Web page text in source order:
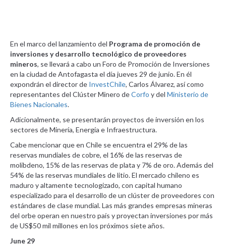
En el marco del lanzamiento del Programa de promoción de
inversiones y desarrollo tecnológico de proveedores
mineros, se llevará a cabo un Foro de Promoción de Inversiones
en la ciudad de Antofagasta el día jueves 29 de junio. En él
expondrán el director de InvestChile, Carlos Álvarez, así como
representantes del Clúster Minero deCorfo y del Ministerio de
Bienes Nacionales.
Adicionalmente, se presentarán proyectos de inversión en los
sectores de Minería, Energía e Infraestructura.
Cabe mencionar que en Chile se encuentra el 29% de las
reservas mundiales de cobre, el 16% de las reservas de
molibdeno, 15% de las reservas de plata y 7% de oro. Además del
54% de las reservas mundiales de litio. El mercado chileno es
maduro y altamente tecnologizado, con capital humano
especializado para el desarrollo de un clúster de proveedores con
estándares de clase mundial. Las más grandes empresas mineras
del orbe operan en nuestro país y proyectan inversiones por más
de US$50 mil millones en los próximos siete años.
June 29